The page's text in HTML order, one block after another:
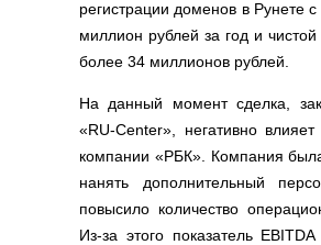
регистрации доменов в Рунете с
миллион рублей за год и
более 34 миллионов рублей.
На данный момент сделка,
«RU-Center», негативно
компании «РБК». Компания
нанять дополнительный
повысило количество
Из-за этого показатель